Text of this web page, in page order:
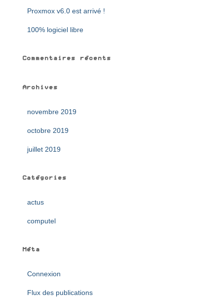
Proxmox v6.0 est arrivé !
100% logiciel libre
Commentaires récents
Archives
novembre 2019
octobre 2019
juillet 2019
Catégories
actus
computel
Méta
Connexion
Flux des publications